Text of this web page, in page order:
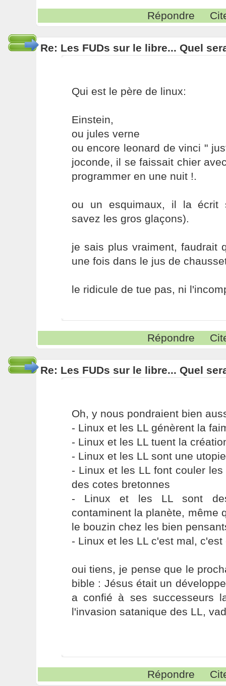
Répondre
Re: Les FUDs sur le libre... Quel
Qui est le père de linux:
Einstein,
ou jules verne
ou encore leonard de vinci "
joconde, il se faissait chier
programmer en une nuit !.
ou un esquimaux, il la écrit
savez les gros glaçons).
je sais plus vraiment, faudrait
une fois dans le jus de
le ridicule de tue pas, ni
Répondre
Re: Les FUDs sur le libre... Quel
Oh, y nous pondraient bien
- Linux et les LL génèrent la
- Linux et les LL tuent la
- Linux et les LL sont une
- Linux et les LL font couler
des cotes bretonnes
- Linux et les LL sont
contaminent la planète, même
le bouzin chez les bien
- Linux et les LL c'est mal,
oui tiens, je pense que le
bible : Jésus était un
a confié à ses successeurs
l'invasion satanique des LL,
Répondre